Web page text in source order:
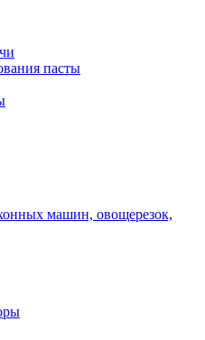
пасты
машин, овощерезок,